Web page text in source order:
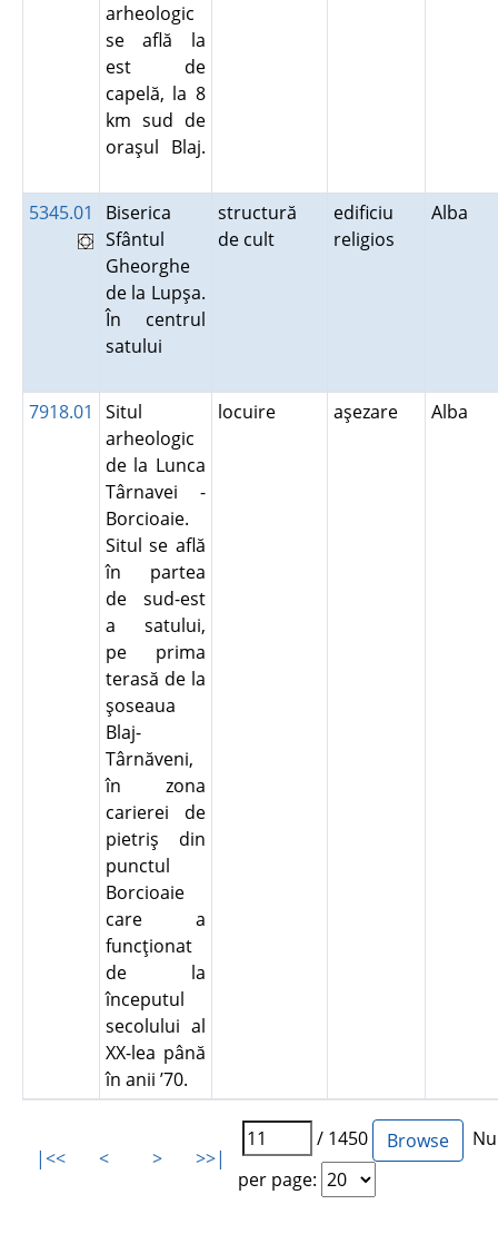
arheologic
se află la
est de
capelă, la 8
km sud de
oraşul Blaj.
5345.01
Biserica
Sfântul
Gheorghe
de la Lupşa.
În centrul
satului
structură
de cult
edificiu
religios
Alba
7918.01
Situl
arheologic
de la Lunca
Târnavei -
Borcioaie.
Situl se află
în partea
de sud-est
a satului,
pe prima
terasă de la
şoseaua
Blaj-
Târnăveni,
în zona
carierei de
pietriş din
punctul
Borcioaie
care a
funcţionat
de la
începutul
secolului al
XX-lea până
în anii ’70.
locuire aşezare Alba
|<< < > >>|
/ 1450
per page: